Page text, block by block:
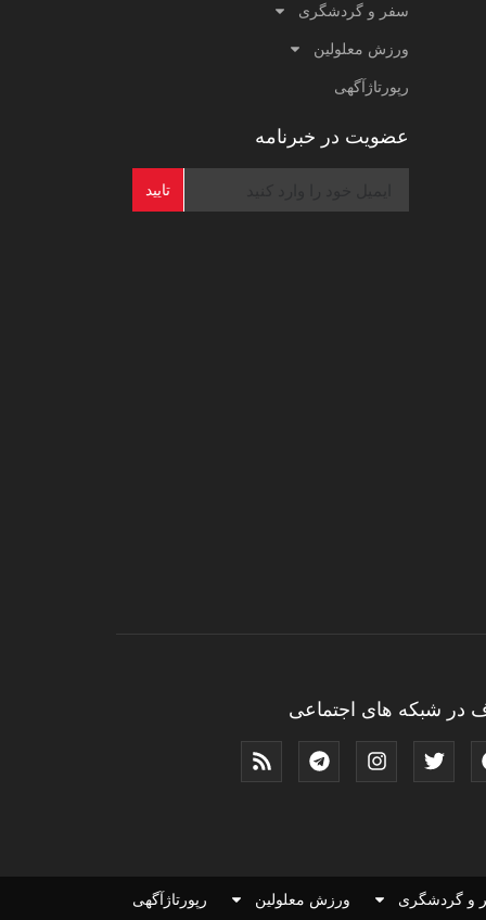
سفر و گردشگری
ورزش معلولین
رپورتاژآگهی
عضویت در خبرنامه
تایید
در شبکه های اجتماعی
و گردشگری ورزش معلولین رپورتاژآگهی